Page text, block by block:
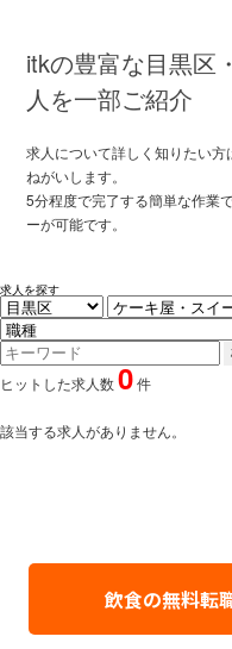
itkの豊富な目黒区
人を一部ご紹介
求人について詳しく知りたい
ねがいします。
5分程度で完了する簡単な作業
ーが可能です。
求人を探す
ヒットした求人数0件
該当する求人がありません。
飲食の無料転